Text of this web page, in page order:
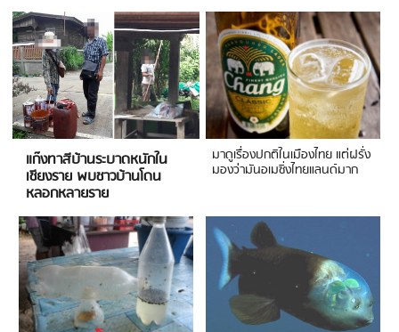
แก๊งทาสีบ้านระบาดหนักใน
เชียงราย พบชาวบ้านโดน
หลอกหลายราย
มาดูเรื่องปกติในเมืองไทย แต่ฝรั่ง
มองว่ามันอเมซิ่งไทยแลนด์มาก